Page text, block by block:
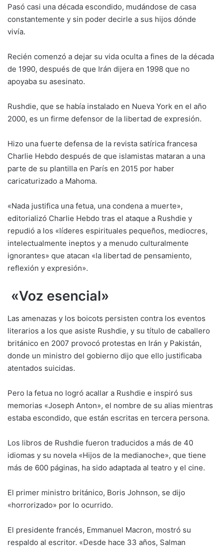
Pasó casi una década escondido, mudándose de casa
constantemente y sin poder decirle a sus hijos dónde
vivía.
Recién comenzó a dejar su vida oculta a fines de la década
de 1990, después de que Irán dijera en 1998 que no
apoyaba su asesinato.
Rushdie, que se había instalado en Nueva York en el año
2000, es un firme defensor de la libertad de expresión.
Hizo una fuerte defensa de la revista satírica francesa
Charlie Hebdo después de que islamistas mataran a una
parte de su plantilla en París en 2015 por haber
caricaturizado a Mahoma.
«Nada justifica una fetua, una condena a muerte»,
editorializó Charlie Hebdo tras el ataque a Rushdie y
repudió a los «líderes espirituales pequeños, mediocres,
intelectualmente ineptos y a menudo culturalmente
ignorantes» que atacan «la libertad de pensamiento,
reflexión y expresión».
«Voz esencial»
Las amenazas y los boicots persisten contra los eventos
literarios a los que asiste Rushdie, y su título de caballero
británico en 2007 provocó protestas en Irán y Pakistán,
donde un ministro del gobierno dijo que ello justificaba
atentados suicidas.
Pero la fetua no logró acallar a Rushdie e inspiró sus
memorias «Joseph Anton», el nombre de su alias mientras
estaba escondido, que están escritas en tercera persona.
Los libros de Rushdie fueron traducidos a más de 40
idiomas y su novela «Hijos de la medianoche», que tiene
más de 600 páginas, ha sido adaptada al teatro y el cine.
El primer ministro británico, Boris Johnson, se dijo
«horrorizado» por lo ocurrido.
El presidente francés, Emmanuel Macron, mostró su
respaldo al escritor. «Desde hace 33 años, Salman